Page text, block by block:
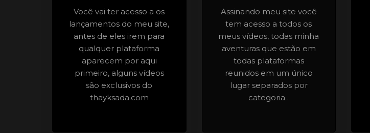
Você vai ter acesso a os
lançamentos do meu site,
antes de eles irem para
qualquer plataforma
aparecem por aqui
primeiro, alguns vídeos
são exclusivos do
thayksada.com
Assinando meu site você
tem acesso a todos os
meus vídeos, todas minha
aventuras que estão em
todas plataformas
reunidos em um único
lugar separados por
categoria .